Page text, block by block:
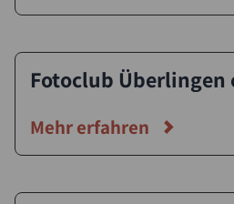
Fotoclub Überlingen
Mehr erfahren